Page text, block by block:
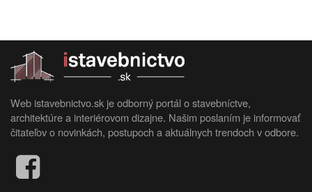
Web istavebnictvo.sk je odborný portál o stavebníctve,
architektúre a interiérovom dizajne. Našim poslaním je informovať
čitateľov o novinkách, postupoch a aktuálnych trendoch v odbore.